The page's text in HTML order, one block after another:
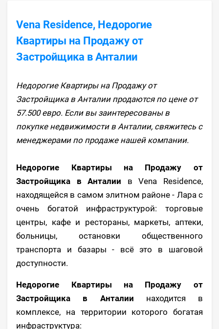
Vena Residence, Недорогие
Квартиры на Продажу от
Застройщика в Анталии
Недорогие Квартиры на Продажу от
Застройщика в Анталии продаются по цене от
57.500 евро. Если вы заинтересованы в
покупке недвижимости в Анталии, свяжитесь с
менеджерами по продаже нашей компании.
Недорогие Квартиры на Продажу от
Застройщика в Анталии в Vena Residence,
находящейся в самом элитном районе - Лара с
очень богатой инфраструктурой: торговые
центры, кафе и рестораны, маркеты, аптеки,
больницы, остановки общественного
транспорта и базары - всё это в шаговой
доступности.
Недорогие Квартиры на Продажу от
Застройщика в Анталии находится в
комплексе, на территории которого богатая
инфраструктура: